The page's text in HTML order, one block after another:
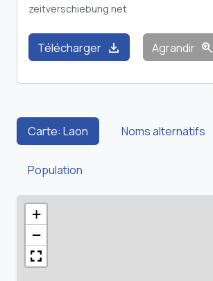
zeitverschiebung.net
Télécharger download Agrandir zoom_in
Carte: Laon Noms alternatifs
Population
+
−